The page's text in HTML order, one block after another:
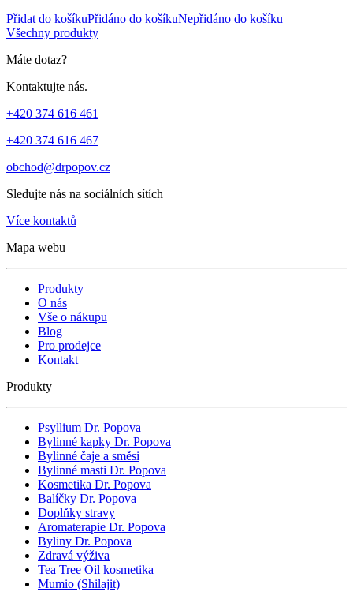
Přidat do košíkuPřidáno do košíkuNepřidáno do košíku
Všechny produkty
Máte dotaz?
Kontaktujte nás.
+420 374 616 461
+420 374 616 467
obchod@drpopov.cz
Sledujte nás na sociálních sítích
Více kontaktů
Mapa webu
Produkty
O nás
Vše o nákupu
Blog
Pro prodejce
Kontakt
Produkty
Psyllium Dr. Popova
Bylinné kapky Dr. Popova
Bylinné čaje a směsi
Bylinné masti Dr. Popova
Kosmetika Dr. Popova
Balíčky Dr. Popova
Doplňky stravy
Aromaterapie Dr. Popova
Byliny Dr. Popova
Zdravá výživa
Tea Tree Oil kosmetika
Mumio (Shilajit)